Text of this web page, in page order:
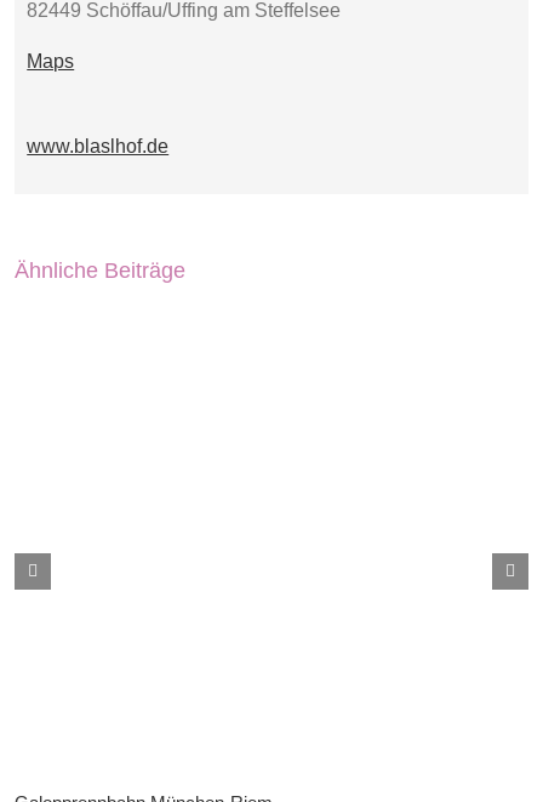
82449 Schöffau/Uffing am Steffelsee
Maps
www.blaslhof.de
Ähnliche Beiträge